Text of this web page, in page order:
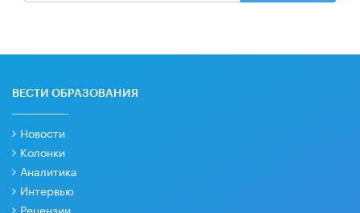
ВЕСТИ ОБРАЗОВАНИЯ
Новости
Колонки
Аналитика
Интервью
Рецензии